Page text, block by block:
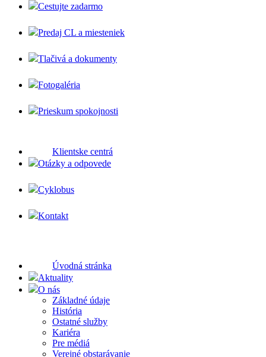
Cestujte zadarmo
Predaj CL a miesteniek
Tlačivá a dokumenty
Fotogaléria
Prieskum spokojnosti
Klientske centrá
Otázky a odpovede
Cyklobus
Kontakt
Úvodná stránka
Aktuality
O nás
Základné údaje
História
Ostatné služby
Kariéra
Pre médiá
Verejné obstarávanie